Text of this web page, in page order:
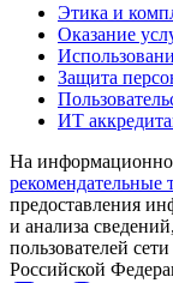
Этика и
Оказание
Защита
ИТ
На
рекомендательные
предоставления
и анализа
пользователей
Российской